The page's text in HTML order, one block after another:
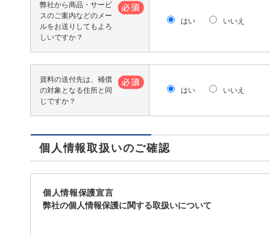
弊社から商品・サービ
スのご案内などのメー
ルをお送りしてもよろ
しいですか？
はい いいえ
資料の送付先は、補償
の対象となる住所と同
じですか？
はい いいえ
個人情報取扱いのご確認
個人情報保護宣言
弊社の個人情報保護に関する取扱いについて